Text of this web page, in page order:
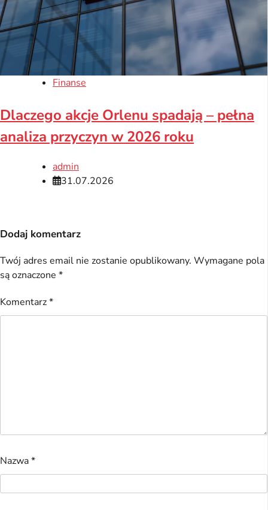
Finanse
Dlaczego akcje Orlenu spadają – pełna
analiza przyczyn w 2026 roku
admin
31.07.2026
Dodaj komentarz
Twój adres email nie zostanie opublikowany. Wymagane pola
są oznaczone *
Komentarz*
Nazwa*